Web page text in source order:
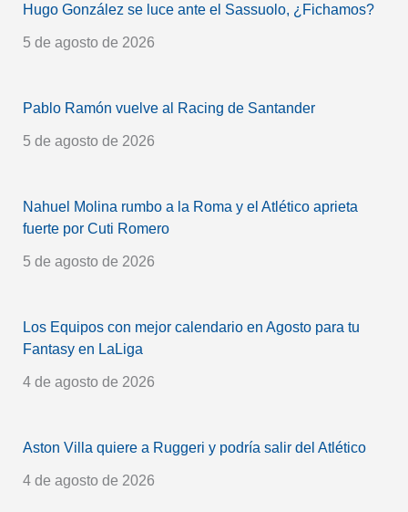
Hugo González se luce ante el Sassuolo, ¿Fichamos?
5 de agosto de 2026
Pablo Ramón vuelve al Racing de Santander
5 de agosto de 2026
Nahuel Molina rumbo a la Roma y el Atlético aprieta
fuerte por Cuti Romero
5 de agosto de 2026
Los Equipos con mejor calendario en Agosto para tu
Fantasy en LaLiga
4 de agosto de 2026
Aston Villa quiere a Ruggeri y podría salir del Atlético
4 de agosto de 2026